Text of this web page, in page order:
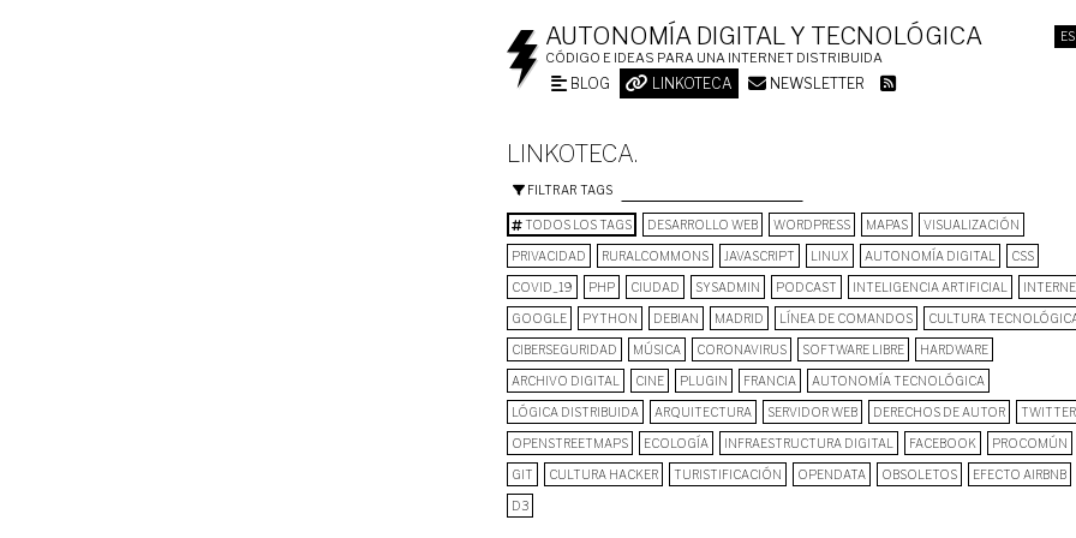
ES
AUTONOMÍA DIGITAL Y TECNOLÓGICA
CÓDIGO E IDEAS PARA UNA INTERNET DISTRIBUIDA
BLOG LINKOTECA NEWSLETTER
LINKOTECA.
FILTRAR TAGS
TODOS LOS TAGS DESARROLLO WEB WORDPRESS MAPAS VISUALIZACIÓN
PRIVACIDAD RURALCOMMONS JAVASCRIPT LINUX AUTONOMÍA DIGITAL CSS
COVID_19 PHP CIUDAD SYSADMIN PODCAST INTELIGENCIA ARTIFICIAL
GOOGLE PYTHON DEBIAN MADRID LÍNEA DE COMANDOS CULTURA
CIBERSEGURIDAD MÚSICA CORONAVIRUS SOFTWARE LIBRE HARDWARE
ARCHIVO DIGITAL CINE PLUGIN FRANCIA AUTONOMÍA TECNOLÓGICA
LÓGICA DISTRIBUIDA ARQUITECTURA SERVIDOR WEB DERECHOS DE AUTOR TWITTER
OPENSTREETMAPS ECOLOGÍA INFRAESTRUCTURA DIGITAL FACEBOOK PROCOMÚN
GIT CULTURA HACKER TURISTIFICACIÓN OPENDATA OBSOLETOS EFECTO AIRBNB
D3